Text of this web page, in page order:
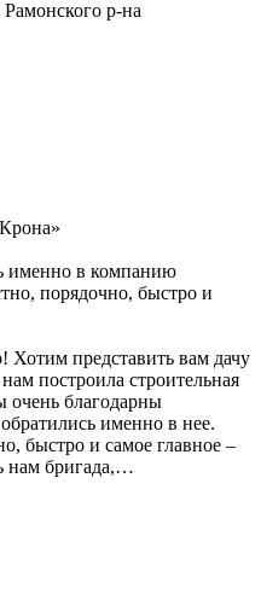
р-на
именно в компанию
порядочно, быстро и
Хотим представить вам дачу
построила строительная
очень благодарны
именно в нее.
быстро и самое главное –
нам бригада,…